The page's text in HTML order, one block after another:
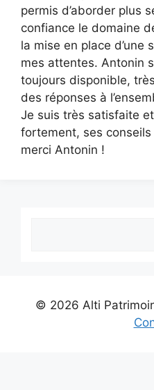
permis d’aborder plus
confiance le domaine
la mise en place d’une
mes attentes. Antonin
toujours disponible,
des réponses à
Je suis très satisfaite
fortement, ses
merci Antonin !
© 2026 Alti